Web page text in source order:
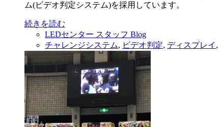
ム(ビデオ判定システム)を採用しています。
続きを読む
LEDセンター スタッフ Blog
チャレンジシステム, ビデオ判定, ディスプレイ ,